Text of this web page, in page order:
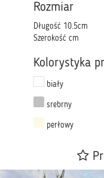
Rozmiar
Długość 10.5cm
Szerokość cm
Kolorystyka
biały
srebrny
perłowy